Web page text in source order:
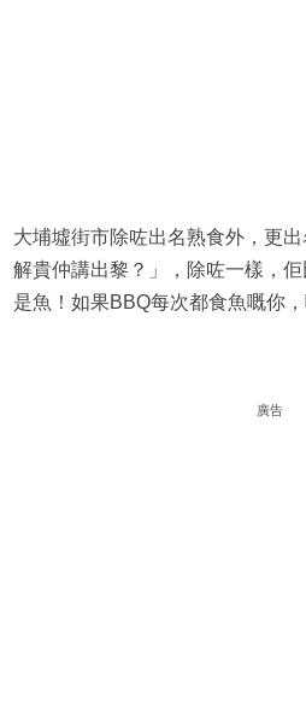
大埔墟街市除咗出名熟食外，更
解貴仲講出黎？」，除咗一樣，
是魚！如果BBQ每次都食魚嘅你
廣告